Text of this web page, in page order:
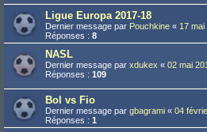
Ligue Europa 2017-18
Dernier message par Pouchkine « 17
Réponses : 8
NASL
Dernier message par xdukex « 02 mai
Réponses : 109
Bol vs Fio
Dernier message par gbagrami « 04
Réponses : 1